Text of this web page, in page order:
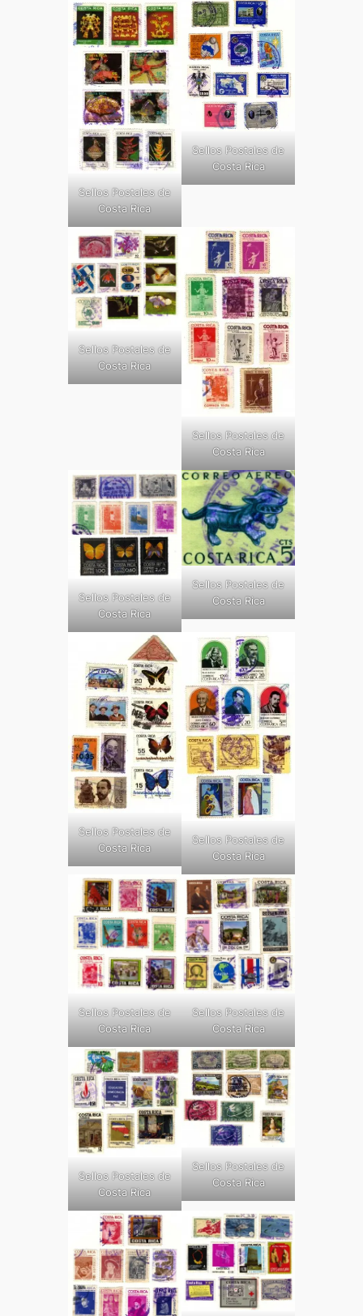
Sellos Postales de
Costa Rica
Sellos Postales de
Costa Rica
Sellos Postales de
Costa Rica
Sellos Postales de
Costa Rica
Sellos Postales de
Costa Rica
Sellos Postales de
Costa Rica
Sellos Postales de
Costa Rica
Sellos Postales de
Costa Rica
Sellos Postales de
Costa Rica
Sellos Postales de
Costa Rica
Sellos Postales de
Costa Rica
Sellos Postales de
Costa Rica